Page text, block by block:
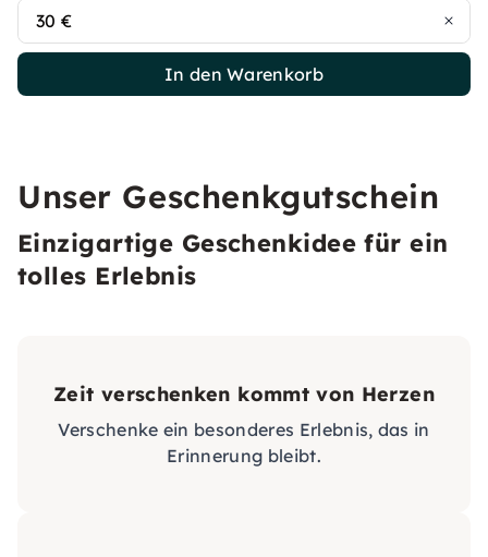
30 €
In den Warenkorb
Unser Geschenkgutschein
Einzigartige Geschenkidee für ein
tolles Erlebnis
Zeit verschenken kommt von Herzen
Verschenke ein besonderes Erlebnis, das in
Erinnerung bleibt.